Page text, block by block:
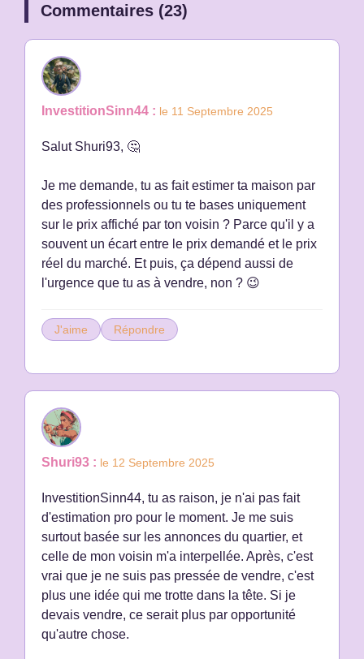
Commentaires (23)
InvestitionSinn44 : le 11 Septembre 2025
Salut Shuri93, 🤔
Je me demande, tu as fait estimer ta maison par
des professionnels ou tu te bases uniquement
sur le prix affiché par ton voisin ? Parce qu'il y a
souvent un écart entre le prix demandé et le prix
réel du marché. Et puis, ça dépend aussi de
l'urgence que tu as à vendre, non ? 😉
J'aime Répondre
Shuri93 : le 12 Septembre 2025
InvestitionSinn44, tu as raison, je n'ai pas fait
d'estimation pro pour le moment. Je me suis
surtout basée sur les annonces du quartier, et
celle de mon voisin m'a interpellée. Après, c'est
vrai que je ne suis pas pressée de vendre, c'est
plus une idée qui me trotte dans la tête. Si je
devais vendre, ce serait plus par opportunité
qu'autre chose.